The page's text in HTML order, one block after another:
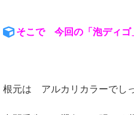
そこで 今回の「泡ディ
根元は アルカリカラーでし